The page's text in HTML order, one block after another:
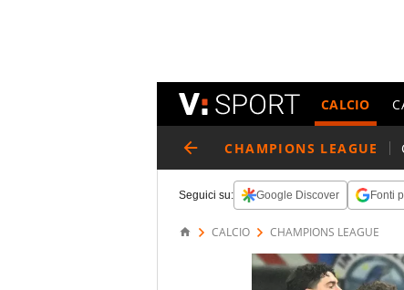
CALCIO
CHAMPIONS LEAGUE
Seguici su: Google Discover Fonti
CALCIO CHAMPIONS LEAGUE